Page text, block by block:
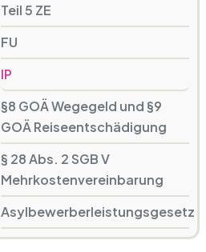
Teil 5 ZE
FU
IP
§8 GOÄ Wegegeld und §9
GOÄ Reiseentschädigung
§ 28 Abs. 2 SGB V
Mehrkostenvereinbarung
Asylbewerberleistungsgesetz